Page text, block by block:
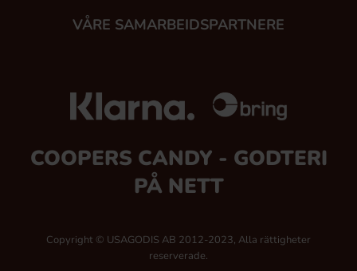
VÅRE SAMARBEIDSPARTNERE
COOPERS CANDY - GODTERI
PÅ NETT
Copyright © USAGODIS AB 2012-2023, Alla rättigheter
reserverade.